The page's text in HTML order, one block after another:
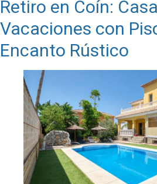
Retiro en Coín:
Vacaciones con
Encanto Rústico